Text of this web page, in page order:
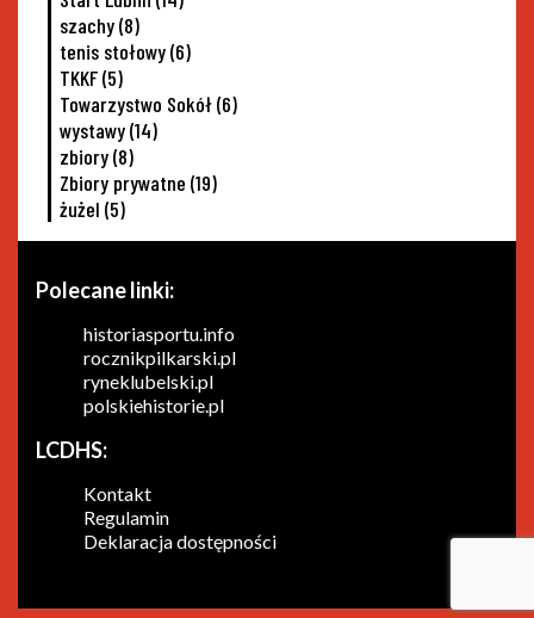
szachy(8)
tenis stołowy(6)
TKKF(5)
Towarzystwo Sokół(6)
wystawy(14)
zbiory(8)
Zbiory prywatne (19)
żużel (5)
Polecane linki:
historiasportu.info
rocznikpilkarski.pl
ryneklubelski.pl
polskiehistorie.pl
LCDHS:
Kontakt
Regulamin
Deklaracja dostępności